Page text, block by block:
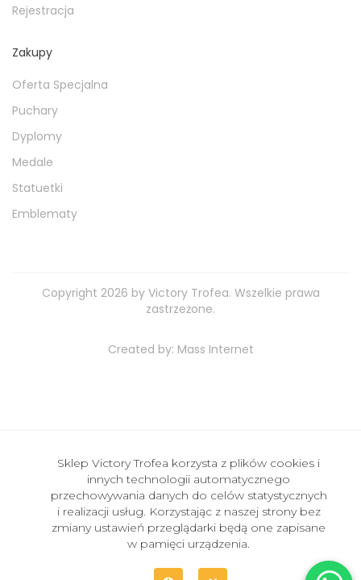
Rejestracja
Zakupy
Oferta Specjalna
Puchary
Dyplomy
Medale
Statuetki
Emblematy
Copyright 2026 by Victory Trofea. Wszelkie prawa
zastrzeżone.
Created by: Mass Internet
Sklep Victory Trofea korzysta z plików cookies i
innych technologii automatycznego
przechowywania danych do celów statystycznych
i realizacji usług. Korzystając z naszej strony bez
zmiany ustawień przeglądarki będą one zapisane
w pamięci urządzenia.